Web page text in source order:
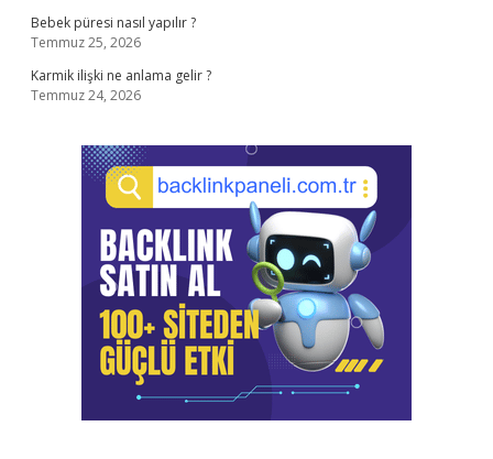
Bebek püresi nasıl yapılır ?
Temmuz 25, 2026
Karmik ilişki ne anlama gelir ?
Temmuz 24, 2026